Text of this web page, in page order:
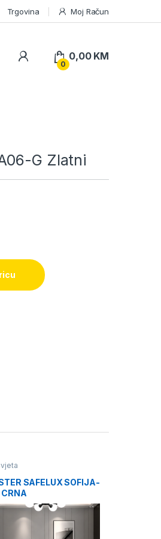
Trgovina Moj Račun
0
0,00 KM
G Zlatni
SAFELUX SOFIJA-
CRNA